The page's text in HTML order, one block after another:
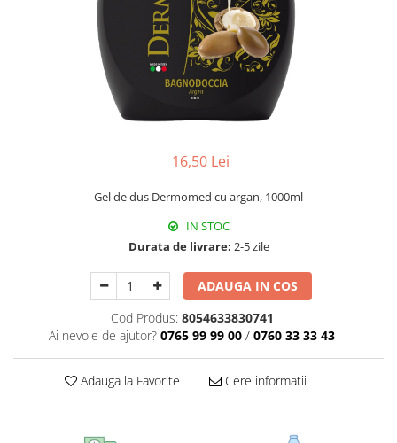
Baie & Toaleta
Dezinfectant WC
Detergenti Pardoseli
Gresie, Piatra & Granit
Odorizant Camera
Detergenti Diverse Suprafete
Dezinfectant Suprafete
Sticla & Fereastra
16,50 Lei
Gel de dus Dermomed cu argan, 1000ml
IN STOC
Durata de livrare: 2-5 zile
ADAUGA IN COS
Cod Produs: 8054633830741
Ai nevoie de ajutor? 0765 99 99 00 / 0760 33 33 43
Adauga la Favorite Cere informatii